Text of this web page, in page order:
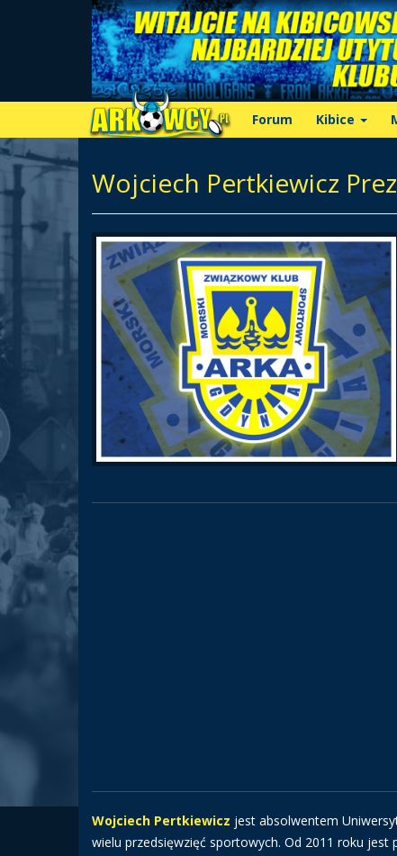
Forum Kibice
Wojciech Pertkiewicz
Wojciech Pertkiewicz jest absolwentem
wielu przedsięwzięć sportowych. Od 2011 roku jest